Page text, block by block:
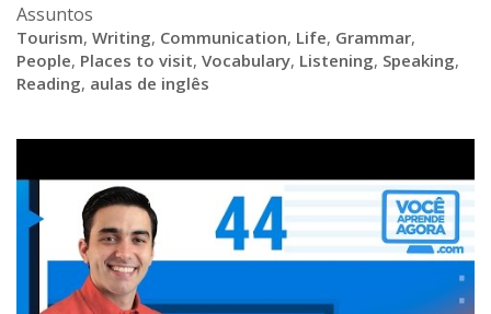
Assuntos
Tourism, Writing, Communication, Life, Grammar,
People, Places to visit, Vocabulary, Listening, Speaking,
Reading, aulas de inglês